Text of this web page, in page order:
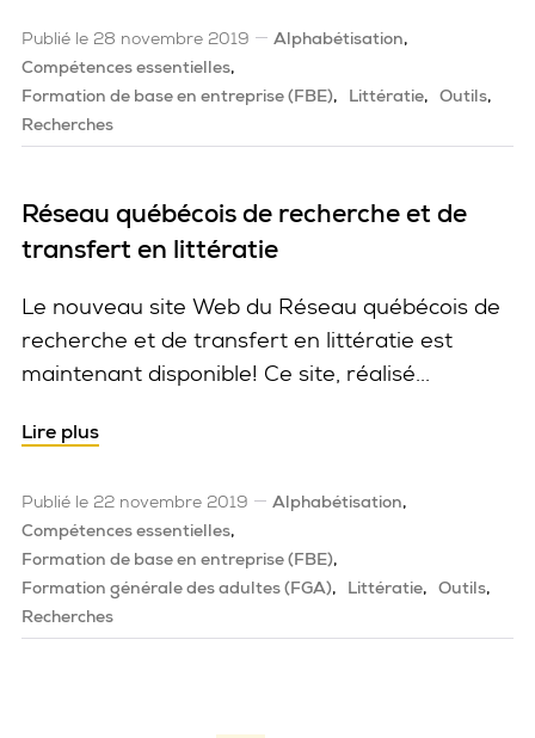
Publié le 28 novembre 2019
Alphabétisation
Compétences essentielles
Formation de base en entreprise (FBE)
Littératie
Outils
Recherches
Réseau québécois de recherche et de
transfert en littératie
Le nouveau site Web du Réseau québécois de
recherche et de transfert en littératie est
maintenant disponible! Ce site, réalisé...
Lire plus
Publié le 22 novembre 2019
Alphabétisation
Compétences essentielles
Formation de base en entreprise (FBE)
Formation générale des adultes (FGA)
Littératie
Outils
Recherches